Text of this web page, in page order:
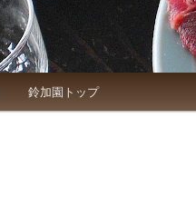
鈴加園トップ